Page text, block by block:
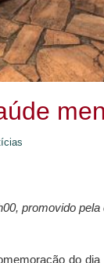
promovido
do